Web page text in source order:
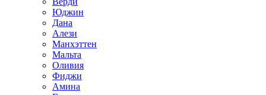
Юджин
Дана
Алези
Манхэттен
Мальта
Оливия
Фиджи
Амина